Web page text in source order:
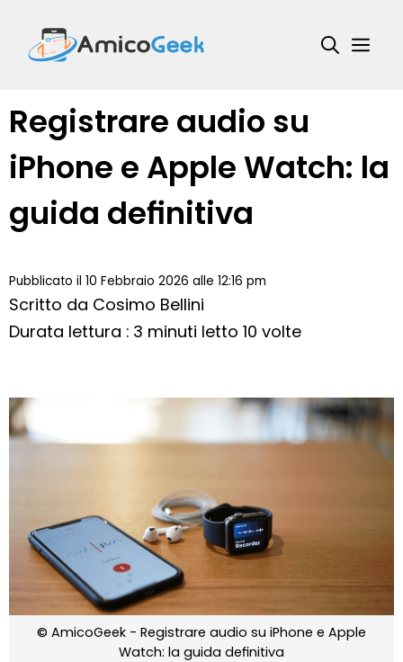
contenuto
Registrare audio su
iPhone e Apple Watch: la
guida definitiva
Pubblicato il 10 Febbraio 2026 alle 12:16 pm
Scritto da Cosimo Bellini
Durata lettura : 3 minuti letto 10 volte
© AmicoGeek - Registrare audio su iPhone e Apple
Watch: la guida definitiva